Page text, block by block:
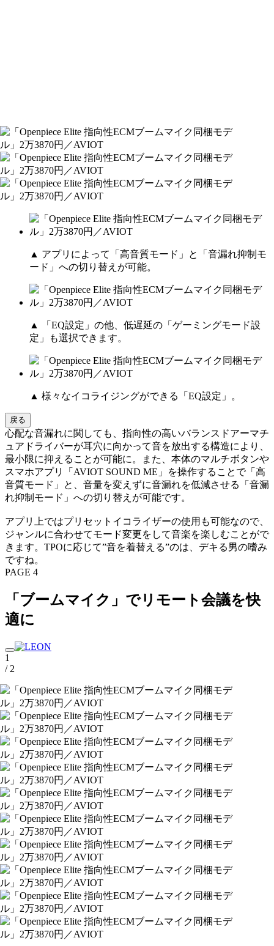
▲ アプリによって「高音質モード」と「音漏れ抑制モ
ード」への切り替えが可能。
▲ 「EQ設定」の他、低遅延の「ゲーミングモード設
定」も選択できます。
▲ 様々なイコライジングができる「EQ設定」。
戻る
心配な音漏れに関しても、指向性の高いバランスドアーマチ
ュアドライバーが耳穴に向かって音を放出する構造により、
最小限に抑えることが可能に。また、本体のマルチボタンや
スマホアプリ「AVIOT SOUND ME」を操作することで「高
音質モード」と、音量を変えずに音漏れを低減させる「音漏
れ抑制モード」への切り替えが可能です。
アプリ上ではプリセットイコライザーの使用も可能なので、
ジャンルに合わせてモード変更をして音楽を楽しむことがで
きます。TPOに応じて”音を着替える”のは、デキる男の嗜み
ですね。
PAGE 4
「ブームマイク」でリモート会議を快
適に
1
/ 2